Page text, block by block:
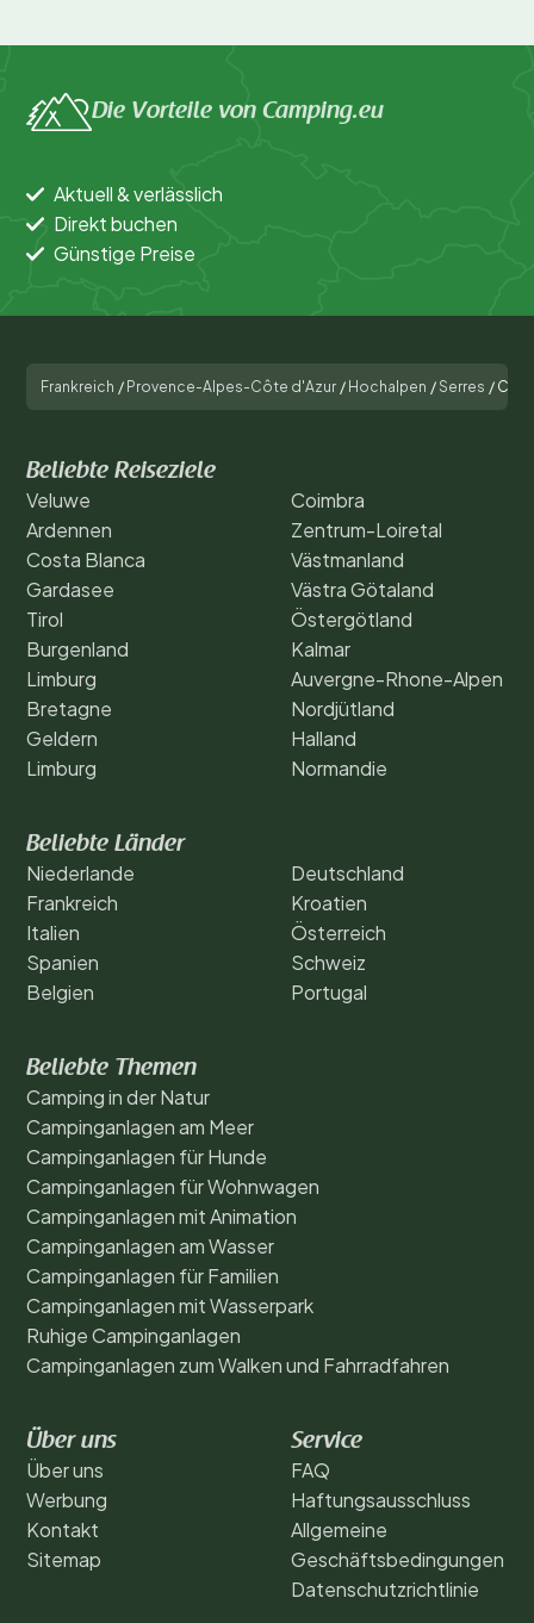
Die Vorteile von Camping.eu
Aktuell & verlässlich
Direkt buchen
Günstige Preise
Frankreich / Provence-Alpes-Côte d'Azur / Hochalpen /Serres /
Beliebte Reiseziele
Veluwe
Ardennen
Costa Blanca
Gardasee
Tirol
Burgenland
Limburg
Bretagne
Geldern
Limburg
Coimbra
Zentrum-Loiretal
Västmanland
Västra Götaland
Östergötland
Kalmar
Auvergne-Rhone-Alpen
Nordjütland
Halland
Normandie
Beliebte Länder
Niederlande
Frankreich
Italien
Spanien
Belgien
Deutschland
Kroatien
Österreich
Schweiz
Portugal
Beliebte Themen
Camping in der Natur
Campinganlagen am Meer
Campinganlagen für Hunde
Campinganlagen für Wohnwagen
Campinganlagen mit Animation
Campinganlagen am Wasser
Campinganlagen für Familien
Campinganlagen mit Wasserpark
Ruhige Campinganlagen
Campinganlagen zum Walken und Fahrradfahren
Über uns
Über uns
Werbung
Kontakt
Sitemap
Service
FAQ
Haftungsausschluss
Allgemeine
Geschäftsbedingungen
Datenschutzrichtlinie